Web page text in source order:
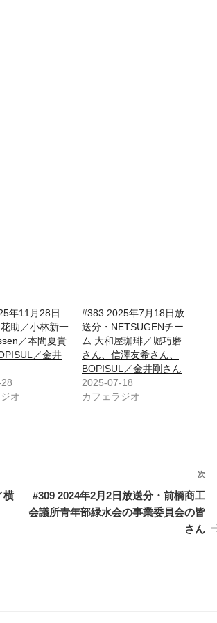
年11月28日
助／小林新一
／本間夏貴
／金井
オ
#383 2025年7月18日放
送分・NETSUGENチー
ム 大和屋珈琲／堀巧磨
さん、信澤友希さん、
BOPISUL／金井剛さん
2025-07-18
カフェラジオ
横
次
投
稿
次
#309 2024年2月2日放送分・前橋商工
会議所青年部緑水会の事業委員会の皆
さん